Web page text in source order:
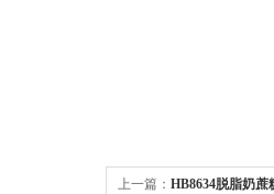
上一篇： HB8634脱脂奶